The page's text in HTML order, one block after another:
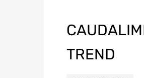
TREND